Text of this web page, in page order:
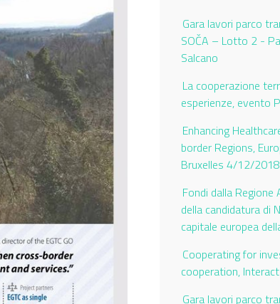
Gara lavori parco
SOČA – Lotto 2 -
Salcano
La cooperazione
esperienze, evento
Enhancing
border Regions,
Bruxelles 4/12/2018
Fondi dalla
della candidatura di
capitale europea
Cooperating for
cooperation,
Gara lavori parco